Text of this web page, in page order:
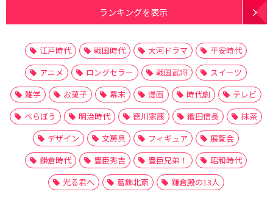
ランキングを表示
江戸時代 戦国時代 大河ドラマ
平安時代
アニメ
ロングセラー 戦国武将
スイーツ
雑学
お菓子 幕末 漫画 時代劇
テレビ
べらぼう
明治時代 徳川家康 織田信長
抹茶
デザイン
文房具 フィギュア
展覧会
鎌倉時代
豊臣秀吉 豊臣兄弟！
昭和時代
光る君へ
葛飾北斎 鎌倉殿の13人